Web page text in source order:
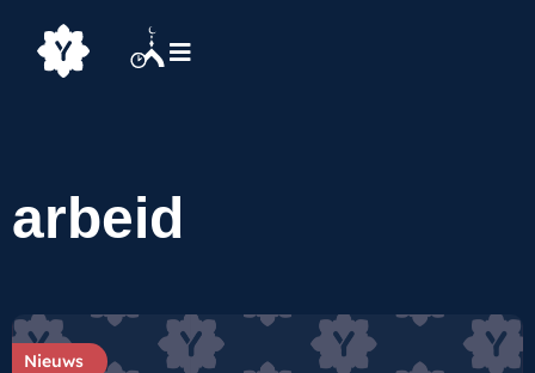
arbeid
Nieuws